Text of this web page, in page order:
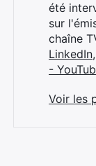
été
sur
chaîne
LinkedIn,
-
Voir les